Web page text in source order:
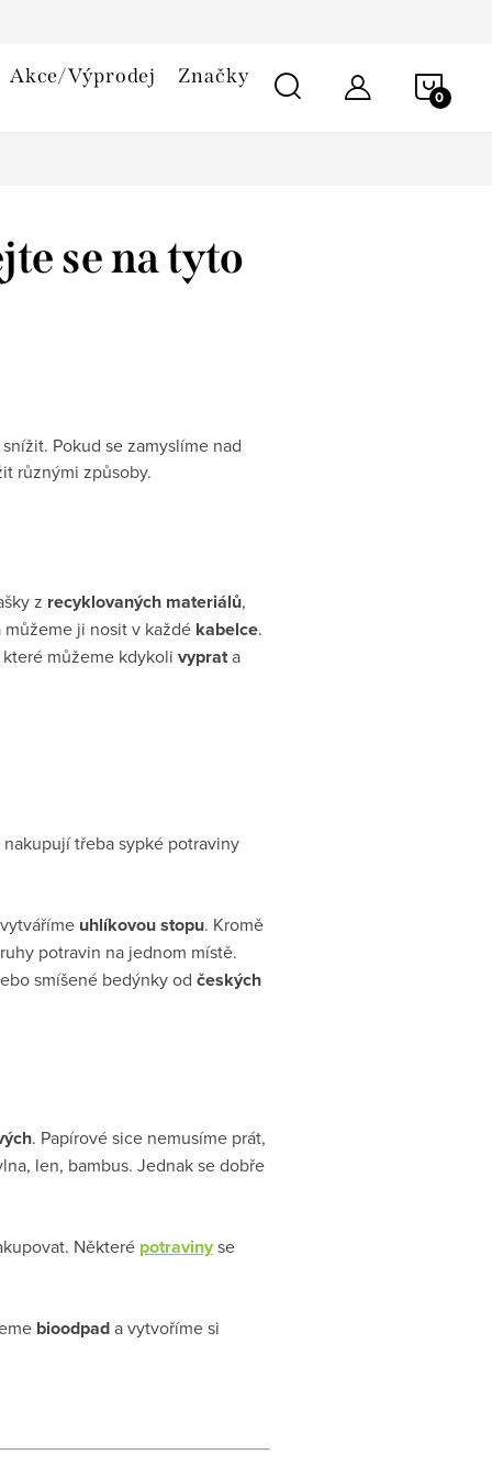
Akce/Výprodej Značky
se na tyto
Pokud se zamyslíme nad
různými způsoby.
z recyklovaných materiálů,
ji nosit v každé kabelce.
které můžeme kdykoli vyprata
nakupují třeba sypké potraviny
uhlíkovou stopu. Kromě
potravin na jednom místě.
smíšené bedýnky od českých
. Papírové sice nemusíme prát,
len, bambus. Jednak se dobře
Některé potravinyse
bioodpada vytvoříme si